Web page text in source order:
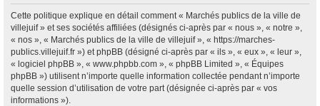
h
Cette politique explique en détail comment « Marchés publics de la ville de
villejuif » et ses sociétés affiliées (désignés ci-après par « nous », « notre »,
« nos », « Marchés publics de la ville de villejuif », « https://marches-
publics.villejuif.fr ») et phpBB (désigné ci-après par « ils », « eux », « leur »,
« logiciel phpBB », « www.phpbb.com », « phpBB Limited », « Équipes
phpBB ») utilisent n’importe quelle information collectée pendant n’importe
quelle session d’utilisation de votre part (désignée ci-après par « vos
informations »).